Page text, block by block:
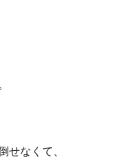
せなくて、